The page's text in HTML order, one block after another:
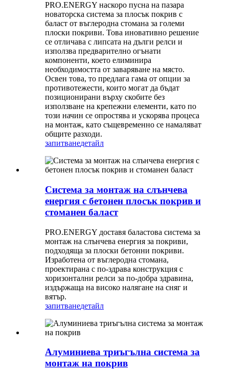
PRO.ENERGY наскоро пусна на пазара
новаторска система за плосък покрив с
баласт от въглеродна стомана за големи
плоски покриви. Това иновативно решение
се отличава с липсата на дълги релси и
използва предварително огънати
компоненти, което елиминира
необходимостта от заваряване на място.
Освен това, то предлага гама от опции за
противотежести, които могат да бъдат
позиционирани върху скобите без
използване на крепежни елементи, като по
този начин се опростява и ускорява процеса
на монтаж, като същевременно се намаляват
общите разходи.
запитванедетайл
Система за монтаж на слънчева
енергия с бетонен плосък покрив и
стоманен баласт
PRO.ENERGY доставя баластова система за
монтаж на слънчева енергия за покриви,
подходяща за плоски бетонни покриви.
Изработена от въглеродна стомана,
проектирана с по-здрава конструкция с
хоризонтални релси за по-добра здравина,
издържаща на високо налягане на сняг и
вятър.
запитванедетайл
Алуминиева триъгълна система за
монтаж на покрив